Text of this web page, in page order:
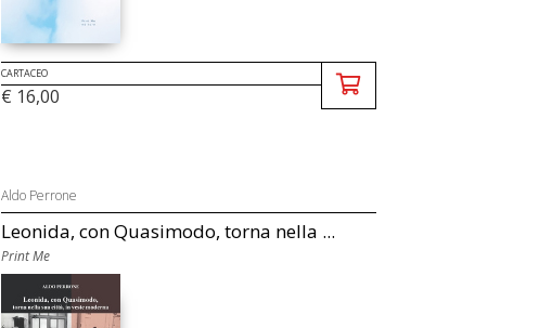
CARTACEO
€ 16,00
Aldo Perrone
Leonida, con Quasimodo, torna nella ...
Print Me